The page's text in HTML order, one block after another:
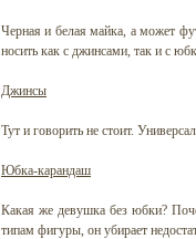
Черная и белая майка, а может
носить как с джинсами, так и с
Джинсы
Тут и говорить не стоит.
Юбка-карандаш
Какая же девушка без юбки?
типам фигуры, он убирает